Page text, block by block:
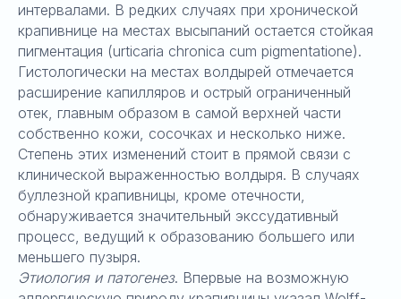
интервалами. В редких случаях при хронической
крапивнице на местах высыпаний остается стойкая
пигментация (urticaria chronica cum pigmentatione).
Гистологически на местах волдырей отмечается
расширение капилляров и острый ограниченный
отек, главным образом в самой верхней части
собственно кожи, сосочках и несколько ниже.
Степень этих изменений стоит в прямой связи с
клинической выраженностью волдыря. В случаях
буллезной крапивницы, кроме отечности,
обнаруживается значительный экссудативный
процесс, ведущий к образованию большего или
меньшего пузыря.
Этиология и патогенез. Впервые на возможную